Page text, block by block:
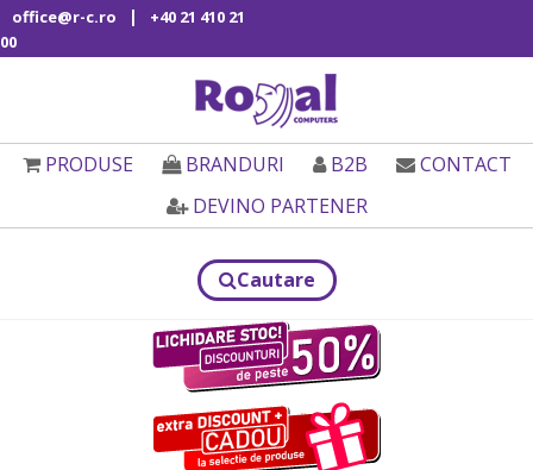
office@r-c.ro |
+40 21 410 21
00
PRODUSE BRANDURI B2B
CONTACT
DEVINO PARTENER
Cautare